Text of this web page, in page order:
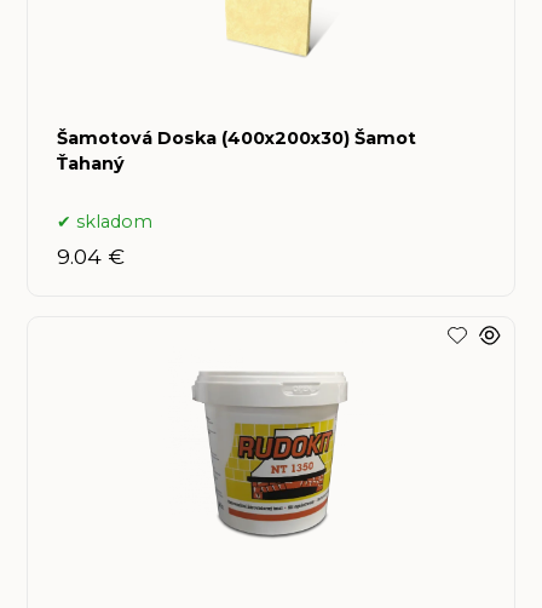
Šamotová Doska (400x200x30) Šamot
Ťahaný
skladom
9.04 €